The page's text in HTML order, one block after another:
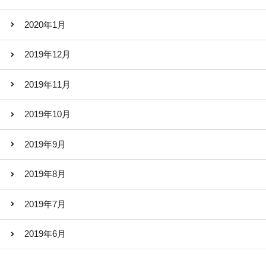
2020年1月
2019年12月
2019年11月
2019年10月
2019年9月
2019年8月
2019年7月
2019年6月